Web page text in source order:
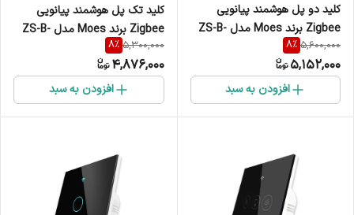
کلید دو پل هوشمند پیانویی
Zigbee برند Moes مدل ZS-B-
EU2
5,600,000
8%
5,152,000
افزودن به سبد
کلید تک پل هوشمند پیانویی
Zigbee برند Moes مدل ZS-B-
EU1
5,300,000
8%
4,876,000
افزودن به سبد